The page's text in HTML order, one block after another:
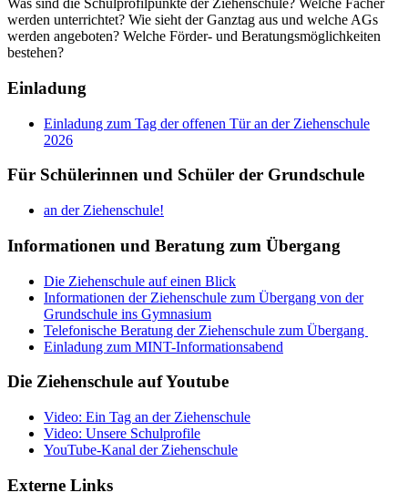
Was sind die Schulprofilpunkte der Ziehenschule? Welche Fächer
werden unterrichtet? Wie sieht der Ganztag aus und welche AGs
werden angeboten? Welche Förder- und Beratungsmöglichkeiten
bestehen?
Einladung
Einladung zum Tag der offenen Tür an der Ziehenschule
2026
Für Schülerinnen und Schüler der Grundschule
an der Ziehenschule!
Informationen und Beratung zum Übergang
Die Ziehenschule auf einen Blick
Informationen der Ziehenschule zum Übergang von der
Grundschule ins Gymnasium
Telefonische Beratung der Ziehenschule zum Übergang
Einladung zum MINT-Informationsabend
Die Ziehenschule auf Youtube
Video: Ein Tag an der Ziehenschule
Video: Unsere Schulprofile
YouTube-Kanal der Ziehenschule
Externe Links